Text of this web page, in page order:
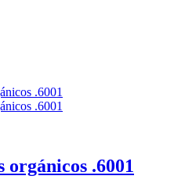
.6001